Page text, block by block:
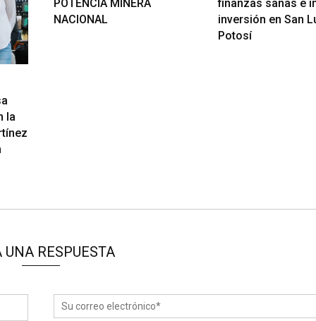
la
POTENCIA MINERA
NACIONAL
finanzas sanas e
inversión en San
Potosí
UNA RESPUESTA